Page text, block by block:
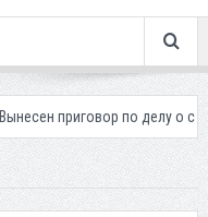
по делу о